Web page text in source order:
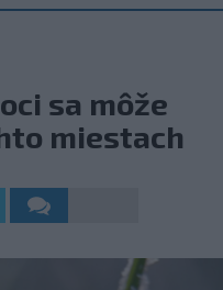
sa môže
miestach